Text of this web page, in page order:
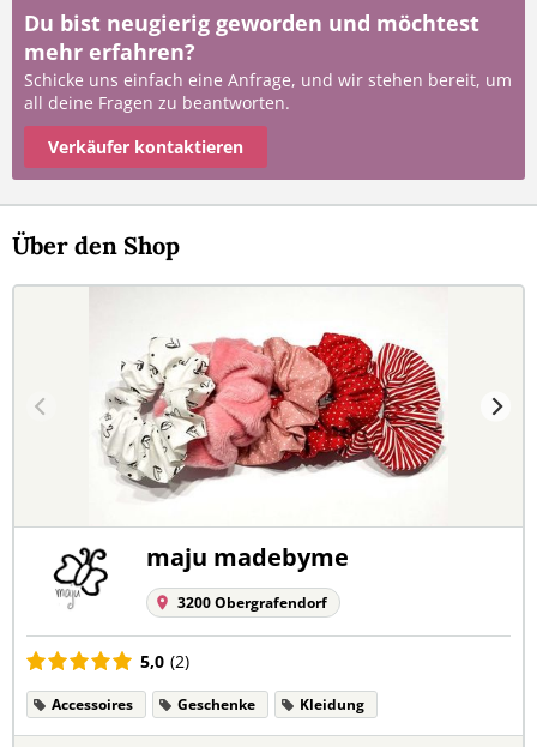
Du bist neugierig geworden und möchtest
mehr erfahren?
Schicke uns einfach eine Anfrage, und wir stehen bereit, um
all deine Fragen zu beantworten.
Verkäufer kontaktieren
Über den Shop
maju madebyme
3200 Obergrafendorf
5,0 (2)
Accessoires Geschenke Kleidung